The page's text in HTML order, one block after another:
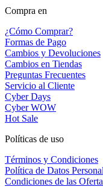
Compra en
¿Cómo Comprar?
Formas de Pago
Cambios y Devoluciones
Cambios en Tiendas
Preguntas Frecuentes
Servicio al Cliente
Cyber Days
Cyber WOW
Hot Sale
Políticas de uso
Términos y Condiciones
Política de Datos
Condiciones de las